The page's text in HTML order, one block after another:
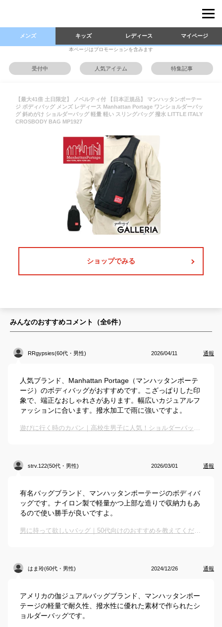
メンズ キッズ レディース マイページ
本ページはプロモーションを含みます
受付中 人気アイテム 特集記事
【最大41倍 土日限定】 ノベルティ付 【日本正規品】 マンハッタンポーテー
ジ ボディバッグ メンズ レディース Manhattan Portage ワンショルダーバッ
グ 斜めがけ ショルダーバッグ 軽量 軽い スリングバッグ 撥水 LITTLE ITALY
CROSBODY BAG MP1927
ショップでみる
みんなのおすすめコメント（全6件）
RRgypsies(60代・男性) 2026/04/11 通報
人気ブランド、Manhattan Portage（マンハッタンポーテ
ージ）のボディバッグがおすすめです。こざっぱりした印
象で、端正なおしゃれさがあります。幅広いカジュアルフ
ァッションに合います。撥水加工で雨に強いですよ。
遊びに行く時のカバン｜高校生男子に人気！ショルダーバッグなど流行りのバッグのおすすめは？
strv.122(50代・男性) 2026/03/01 通報
有名バッグブランド、マンハッタンポーテージのボディバ
ッグです。ナイロン製で軽量かつ上部な造りで収納力もあ
るので使い勝手が良いですよ。
男に持って欲しいバッグ｜50代向けのおすすめを教えてください
はま玲(60代・男性) 2024/12/26 通報
アメリカの伽ジュアルバッグブランド、マンハッタンポー
テージの軽量で耐久性、撥水性に優れた素材で作られたシ
ョルダーバッグです。